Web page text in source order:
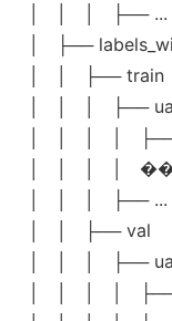
│   │   │   ├── ...
│   ├──
│   │   ├── train
│   │   │
│   │   │   │
│   │   │   │
│   │   │   ├── ...
│   │   ├── val
│   │   │
│   │   │   │